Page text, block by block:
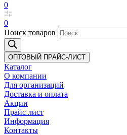
0
0
Поиск товаров
ОПТОВЫЙ ПРАЙС-ЛИСТ
Каталог
О компании
Для организаций
Доставка и оплата
Акции
Прайс лист
Информация
Контакты